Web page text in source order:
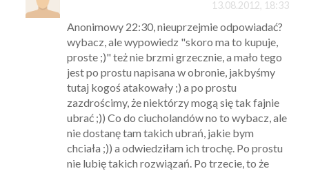
13.08.2012, 18:33
Anonimowy 22:30, nieuprzejmie odpowiadać?
wybacz, ale wypowiedz "skoro ma to kupuje,
proste ;)" też nie brzmi grzecznie, a mało tego
jest po prostu napisana w obronie, jakbyśmy
tutaj kogoś atakowały ;) a po prostu
zazdrościmy, że niektórzy mogą się tak fajnie
ubrać ;)) Co do ciucholandów no to wybacz, ale
nie dostanę tam takich ubrań, jakie bym
chciała ;)) a odwiedziłam ich trochę. Po prostu
nie lubię takich rozwiązań. Po trzecie, to że